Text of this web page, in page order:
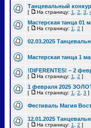
Танцевальный
[ На страницу: 1 2 3
Мастерская танца 01
[ На страницу: 1 2 ]
02.03.2025
Мастерская танца 1
!DIFERENTES! – 2
[ На страницу: 1 2 ]
1 февраля 2025
[ На страницу: 1 2 3 ]
Фестиваль Магия
12.01.2025
[ На страницу: 1 2 ]